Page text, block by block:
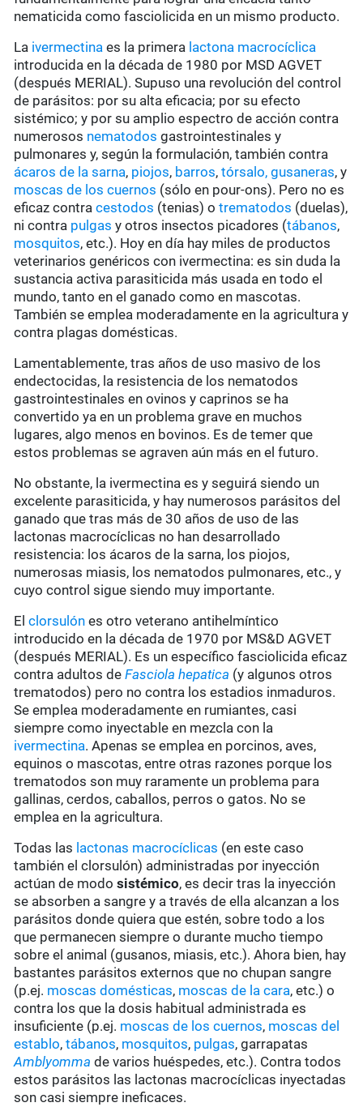
nematicida como fasciolicida en un mismo producto.
La ivermectina es la primera lactona macrocíclica
introducida en la década de 1980 por MSD AGVET
(después MERIAL). Supuso una revolución del control
de parásitos: por su alta eficacia; por su efecto
sistémico; y por su amplio espectro de acción contra
numerosos nematodos gastrointestinales y
pulmonares y, según la formulación, también contra
ácaros de la sarna, piojos, barros,tórsalo,gusaneras, y
moscas de los cuernos (sólo en pour-ons). Pero no es
eficaz contracestodos (tenias) otrematodos (duelas),
ni contra pulgas y otros insectos picadores (tábanos,
mosquitos, etc.). Hoy en día hay miles de productos
veterinarios genéricos con ivermectina: es sin duda la
sustancia activa parasiticida más usada en todo el
mundo, tanto en el ganado como en mascotas.
También se emplea moderadamente en la agricultura y
contra plagas domésticas.
Lamentablemente, tras años de uso masivo de los
endectocidas, la resistencia de los nematodos
gastrointestinales en ovinos y caprinos se ha
convertido ya en un problema grave en muchos
lugares, algo menos en bovinos. Es de temer que
estos problemas se agraven aún más en el futuro.
No obstante, la ivermectina es y seguirá siendo un
excelente parasiticida, y hay numerosos parásitos del
ganado que tras más de 30 años de uso de las
lactonas macrocíclicas no han desarrollado
resistencia: los ácaros de la sarna, los piojos,
numerosas miasis, los nematodos pulmonares, etc., y
cuyo control sigue siendo muy importante.
Elclorsulón es otro veterano antihelmíntico
introducido en la década de 1970 por MS&D AGVET
(después MERIAL). Es un específico fasciolicida eficaz
contra adultos deFasciola hepatica (y algunos otros
trematodos) pero no contra los estadios inmaduros.
Se emplea moderadamente en rumiantes, casi
siempre como inyectable en mezcla con la
ivermectina. Apenas se emplea en porcinos, aves,
equinos o mascotas, entre otras razones porque los
trematodos son muy raramente un problema para
gallinas, cerdos, caballos, perros o gatos. No se
emplea en la agricultura.
Todas las lactonas macrocíclicas (en este caso
también el clorsulón) administradas por inyección
actúan de modosistémico, es decir tras la inyección
se absorben a sangre y a través de ella alcanzan a los
parásitos donde quiera que estén, sobre todo a los
que permanecen siempre o durante mucho tiempo
sobre el animal (gusanos, miasis, etc.). Ahora bien, hay
bastantes parásitos externos que no chupan sangre
(p.ej. moscas domésticas, moscas de la cara, etc.) o
contra los que la dosis habitual administrada es
insuficiente (p.ej. moscas de los cuernos, moscas del
establo,tábanos, mosquitos, pulgas, garrapatas
Amblyomma de varios huéspedes, etc.). Contra todos
estos parásitos las lactonas macrocíclicas inyectadas
son casi siempre ineficaces.